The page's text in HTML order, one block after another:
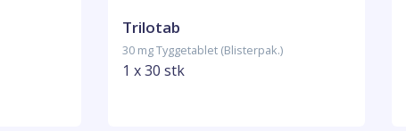
Trilotab
30 mg Tyggetablet (Blisterpak.)
1 x 30 stk